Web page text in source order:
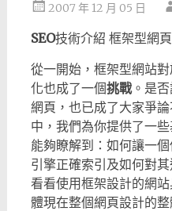
2007 年 12 月 05 日
SEO技術介紹 框架型網
從一開始，框架型網站
化也成了一個挑戰。是
網頁，也已成了大家爭
中，我們為你提供了一
能夠瞭解到：如何讓一
引擎正確索引及如何對
看看使用框架設計的網
體現在整個網頁設計的